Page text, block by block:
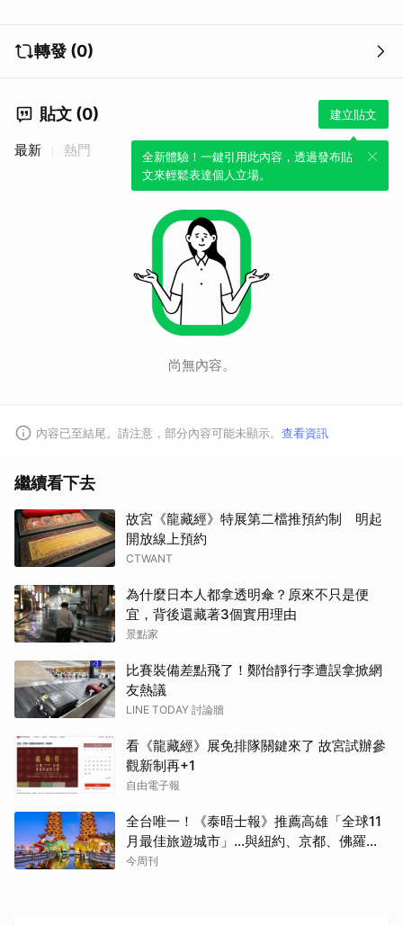
轉發 (0)
貼文 (0) 建立貼文
全新體驗！一鍵引用此內容，透過發布貼
文來輕鬆表達個人立場。
最新 熱門
尚無內容。
內容已至結尾。請注意，部分內容可能未顯示。 查看資訊
繼續看下去
故宮《龍藏經》特展第二檔推預約制 明起
開放線上預約
CTWANT
為什麼日本人都拿透明傘？原來不只是便
宜，背後還藏著3個實用理由
景點家
比賽裝備差點飛了！鄭怡靜行李遭誤拿掀網
友熱議
LINE TODAY 討論牆
看《龍藏經》展免排隊關鍵來了 故宮試辦參
觀新制再+1
自由電子報
全台唯一！《泰晤士報》推薦高雄「全球11
月最佳旅遊城市」…與紐約、京都、佛羅倫
斯共同入榜，理由曝光
今周刊